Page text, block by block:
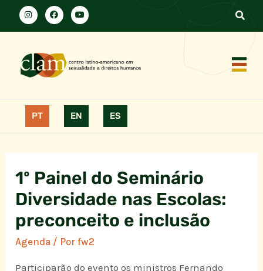
PT EN ES
1º Painel do Seminário
Diversidade nas Escolas:
preconceito e inclusão
Agenda / Porfw2
Participarão do evento os ministros Fernando